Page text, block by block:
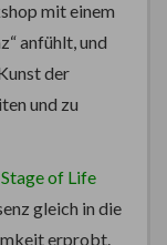
mit einem
anfühlt, und
der
und zu
Stage of Life
gleich in die
erprobt.